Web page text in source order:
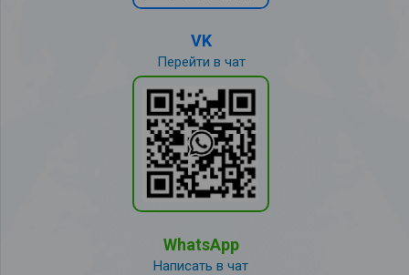
VK
Перейти в чат
WhatsApp
Написать в чат